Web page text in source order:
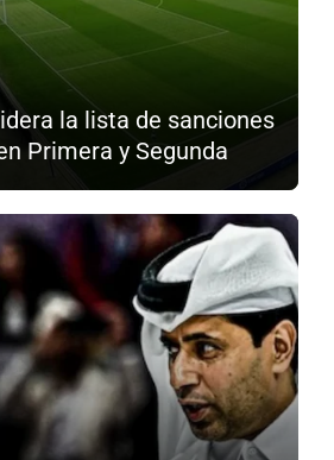
la lista de sanciones
Primera y Segunda